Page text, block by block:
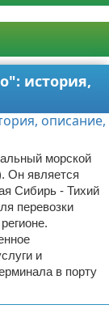
история,
морской
Он является
Сибирь - Тихий
перевозки
и
в порту